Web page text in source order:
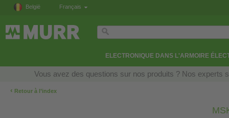
België Français
ELECTRONIQUE DANS L'ARMOIRE
Vous avez des questions sur nos produits ? Nos experts
‹ Retour à l’index